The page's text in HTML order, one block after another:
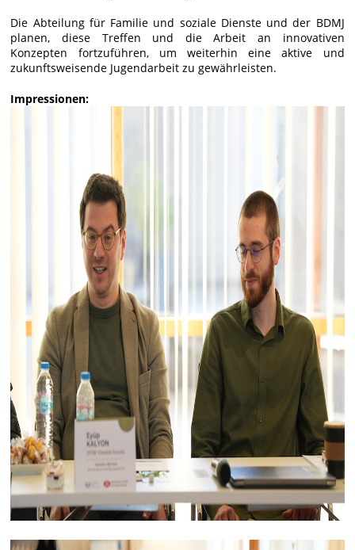
Die Abteilung für Familie und soziale Dienste und der BDMJ
planen, diese Treffen und die Arbeit an innovativen
Konzepten fortzuführen, um weiterhin eine aktive und
zukunftsweisende Jugendarbeit zu gewährleisten.
Impressionen: